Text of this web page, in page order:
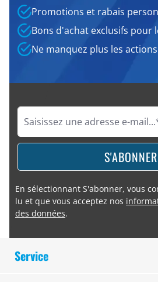
Promotions et rabais
Bons d'achat exclusifs pour
Ne manquez plus les
S'ABONNER
En sélectionnant S'abonner, vous
lu et que vous acceptez nos
des données.
Service